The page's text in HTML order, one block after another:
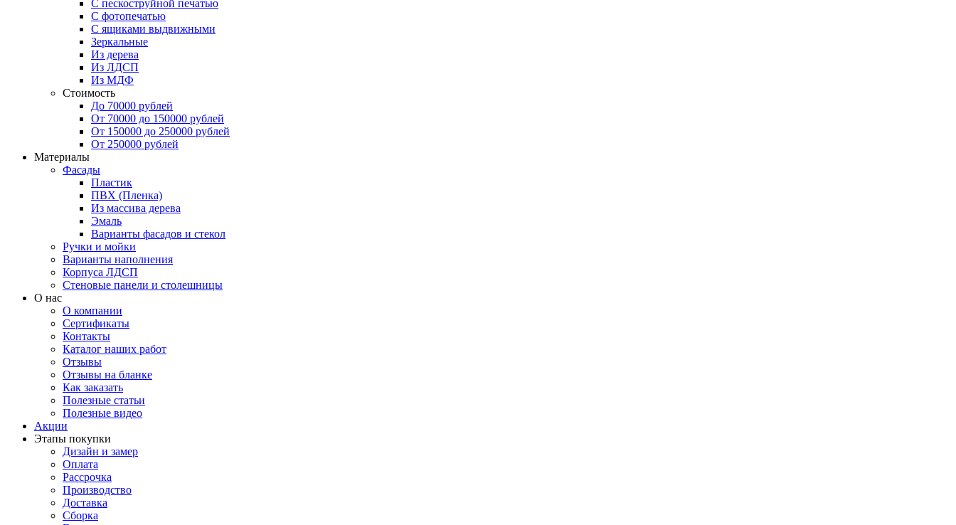
C пескоструйной печатью
C фотопечатью
C ящиками выдвижными
Зеркальные
Из дерева
Из ЛДСП
Из МДФ
Стоимость
До 70000 рублей
От 70000 до 150000 рублей
От 150000 до 250000 рублей
От 250000 рублей
Материалы
Фасады
Пластик
ПВХ (Пленка)
Из массива дерева
Эмаль
Варианты фасадов и стекол
Ручки и мойки
Варианты наполнения
Корпуса ЛДСП
Стеновые панели и столешницы
О нас
О компании
Сертификаты
Контакты
Каталог наших работ
Отзывы
Отзывы на бланке
Как заказать
Полезные статьи
Полезные видео
Акции
Этапы покупки
Дизайн и замер
Оплата
Рассрочка
Производство
Доставка
Сборка